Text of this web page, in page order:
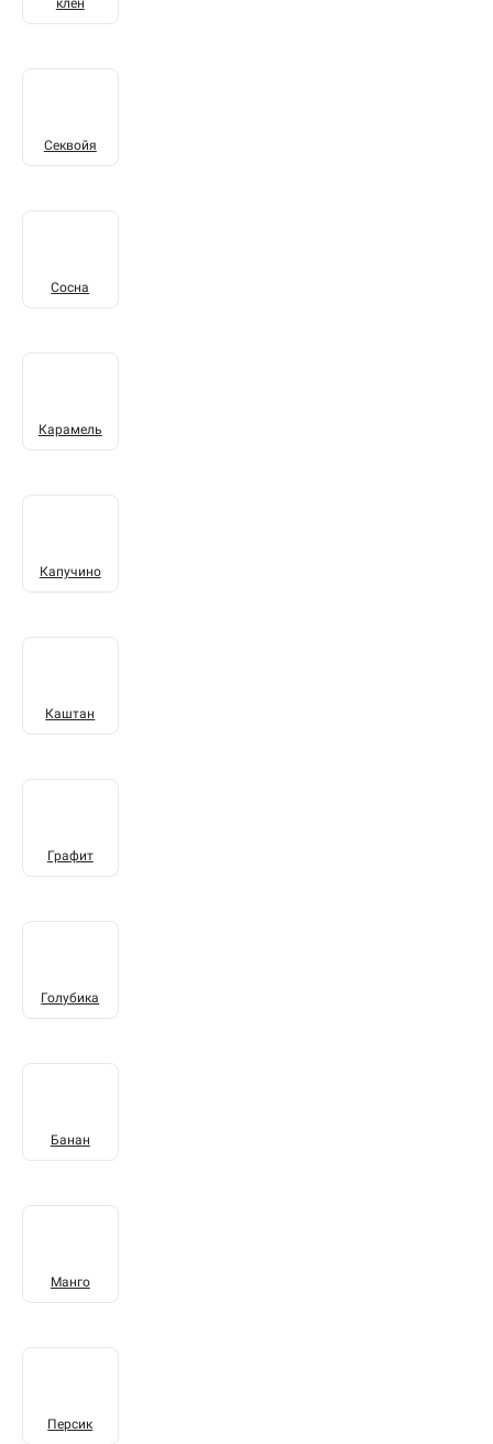
клён
Секвойя
Сосна
Карамель
Капучино
Каштан
Графит
Голубика
Банан
Манго
Персик